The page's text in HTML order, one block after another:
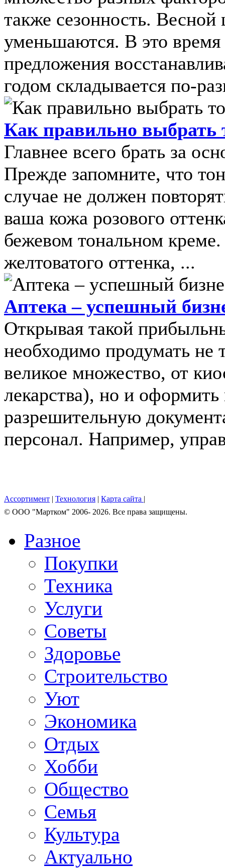
также сезонность.
уменьшаются. В это
предложения
годом складывается по-
Как правильно выбрать
Главнее всего брать за
Прежде запомните, что
случае не должен
ваша кожа розового
бежевом тональном
желтоватого оттенка, ...
Аптека – успешный
Открывая такой
необходимо продумать не
великое множество, от
лекарства), но и
разрешительную
персонал. Например,
Ассортимент | Технология | Карта сайта |
© OOO "Мартком" 2006- 2026. Все права защищены.
Разное
Покупки
Техника
Услуги
Советы
Здоровье
Строительство
Уют
Экономика
Отдых
Хобби
Общество
Семья
Культура
Актуально